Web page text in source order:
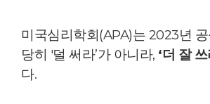
미국심리학회(APA)는 2023년
당히 '덜 써라’가 아니라, ‘더 잘 쓰
다.